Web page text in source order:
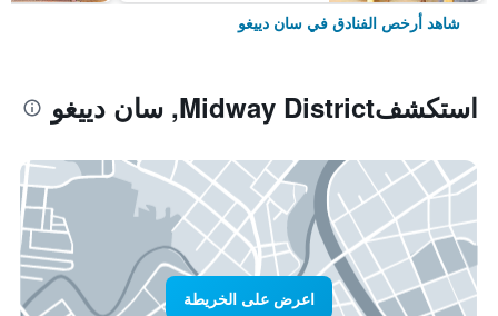
شاهد أرخص الفنادق في سان دييغو
استكشفMidway District, سان دييغو
اعرض على الخريطة